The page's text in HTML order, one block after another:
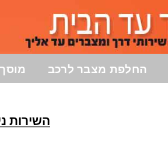
החלפת מצבר לרכב
השירות